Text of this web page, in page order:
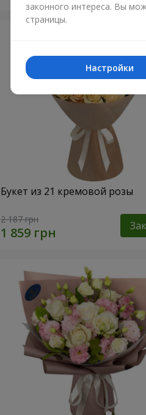
Букет из 21 кремовой розы
2 187 грн
законного интереса. Вы
страницы.
Настройки